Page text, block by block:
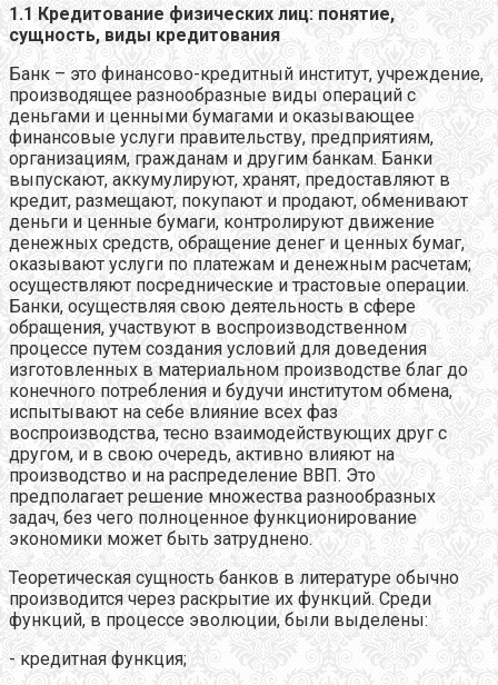
1.1 Кредитование физических лиц: понятие,
сущность, виды кредитования
Банк – это финансово-кредитный институт, учреждение,
производящее разнообразные виды операций с
деньгами и ценными бумагами и оказывающее
финансовые услуги правительству, предприятиям,
организациям, гражданам и другим банкам. Банки
выпускают, аккумулируют, хранят, предоставляют в
кредит, размещают, покупают и продают, обменивают
деньги и ценные бумаги, контролируют движение
денежных средств, обращение денег и ценных бумаг,
оказывают услуги по платежам и денежным расчетам;
осуществляют посреднические и трастовые операции.
Банки, осуществляя свою деятельность в сфере
обращения, участвуют в воспроизводственном
процессе путем создания условий для доведения
изготовленных в материальном производстве благ до
конечного потребления и будучи институтом обмена,
испытывают на себе влияние всех фаз
воспроизводства, тесно взаимодействующих друг с
другом, и в свою очередь, активно влияют на
производство и на распределение ВВП. Это
предполагает решение множества разнообразных
задач, без чего полноценное функционирование
экономики может быть затруднено.
Теоретическая сущность банков в литературе обычно
производится через раскрытие их функций. Среди
функций, в процессе эволюции, были выделены:
- кредитная функция;